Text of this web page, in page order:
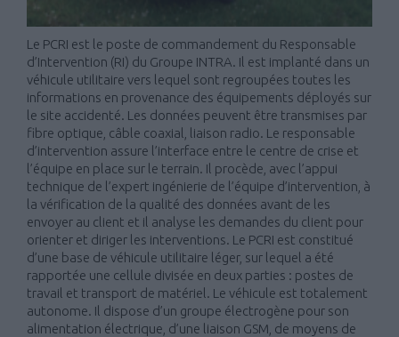
Le PCRI est le poste de commandement du Responsable
d’Intervention (RI) du Groupe INTRA. Il est implanté dans un
véhicule utilitaire vers lequel sont regroupées toutes les
informations en provenance des équipements déployés sur
le site accidenté. Les données peuvent être transmises par
fibre optique, câble coaxial, liaison radio. Le responsable
d’intervention assure l’interface entre le centre de crise et
l’équipe en place sur le terrain. Il procède, avec l’appui
technique de l’expert ingénierie de l’équipe d’intervention, à
la vérification de la qualité des données avant de les
envoyer au client et il analyse les demandes du client pour
orienter et diriger les interventions. Le PCRI est constitué
d’une base de véhicule utilitaire léger, sur lequel a été
rapportée une cellule divisée en deux parties : postes de
travail et transport de matériel. Le véhicule est totalement
autonome. Il dispose d’un groupe électrogène pour son
alimentation électrique, d’une liaison GSM, de moyens de